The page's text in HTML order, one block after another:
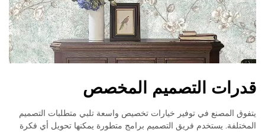
قدرات التصميم المخصص
يتفوق المصنع في توفير خيارات تخصيص واسعة تلبي متطلبات التصميم
المختلفة. يستخدم فريق التصميم برامج متطورة يمكنها تحويل أي فكرة